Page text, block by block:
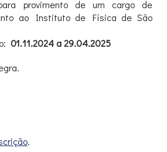
provimento de um cargo de
ao Instituto de Física de São
01.11.2024 a 29.04.2025
.